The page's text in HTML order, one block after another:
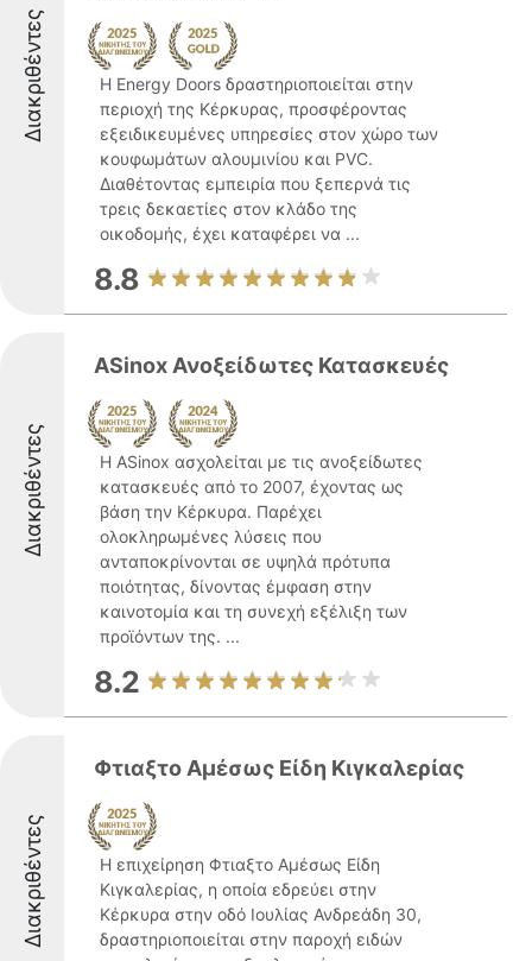
Διακριθέντες
Η Energy Doors δραστηριοποιείται στην
περιοχή της Κέρκυρας, προσφέροντας
εξειδικευμένες υπηρεσίες στον χώρο των
κουφωμάτων αλουμινίου και PVC.
Διαθέτοντας εμπειρία που ξεπερνά τις
τρεις δεκαετίες στον κλάδο της
οικοδομής, έχει καταφέρει να ...
8.8
Διακριθέντες
ASinox Ανοξείδωτες Κατασκευές
Η ASinox ασχολείται με τις ανοξείδωτες
κατασκευές από το 2007, έχοντας ως
βάση την Κέρκυρα. Παρέχει
ολοκληρωμένες λύσεις που
ανταποκρίνονται σε υψηλά πρότυπα
ποιότητας, δίνοντας έμφαση στην
καινοτομία και τη συνεχή εξέλιξη των
προϊόντων της. ...
8.2
Διακριθέντες
Φτιαξτο Αμέσως Είδη Κιγκαλερίας
Η επιχείρηση Φτιαξτο Αμέσως Είδη
Κιγκαλερίας, η οποία εδρεύει στην
Κέρκυρα στην οδό Ιουλίας Ανδρεάδη 30,
δραστηριοποιείται στην παροχή ειδών